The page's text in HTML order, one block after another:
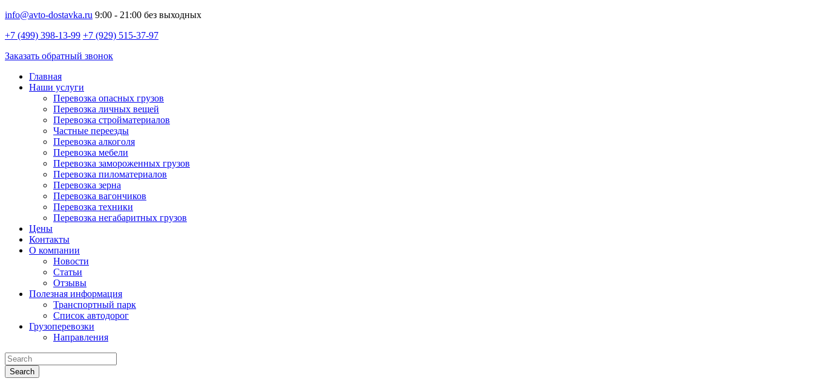
info@avto-dostavka.ru 9:00 - 21:00 без выходных
+7 (499) 398-13-99 +7 (929) 515-37-97
Заказать обратный звонок
Главная
Наши услуги
Перевозка опасных грузов
Перевозка личных вещей
Перевозка стройматериалов
Частные переезды
Перевозка алкоголя
Перевозка мебели
Перевозка замороженных грузов
Перевозка пиломатериалов
Перевозка зерна
Перевозка вагончиков
Перевозка техники
Перевозка негабаритных грузов
Цены
Контакты
О компании
Новости
Статьи
Отзывы
Полезная информация
Транспортный парк
Список автодорог
Грузоперевозки
Направления
Search